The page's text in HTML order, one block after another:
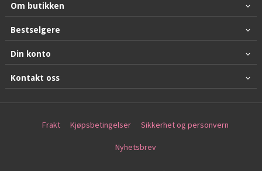
Om butikken
Bestselgere
Din konto
Kontakt oss
Frakt Kjøpsbetingelser Sikkerhet og personvern
Nyhetsbrev